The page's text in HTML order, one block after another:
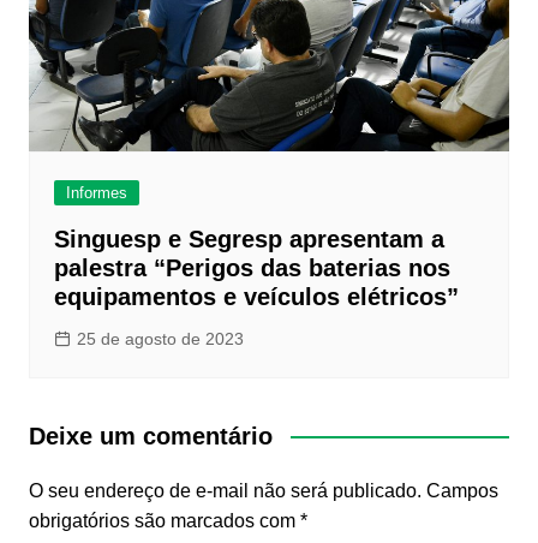
Informes
Singuesp e Segresp apresentam a
palestra “Perigos das baterias nos
equipamentos e veículos elétricos”
25 de agosto de 2023
Deixe um comentário
O seu endereço de e-mail não será publicado. Campos
obrigatórios são marcados com *